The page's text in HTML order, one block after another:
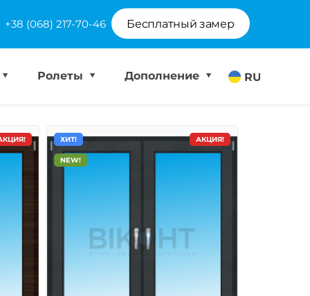
+38 (068) 217-70-46 Бесплатный замер
RU
Ролеты Дополнение
АКЦИЯ!
ХИТ!
NEW!